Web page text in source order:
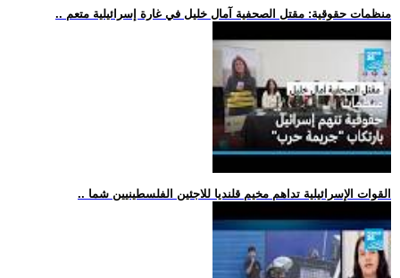
.. منظمات حقوقية: مقتل الصحفية آمال خليل في غارة إسرائيلية متعم
.. القوات الإسرائيلية تداهم مخيم قلنديا للاجئين الفلسطينيين شما